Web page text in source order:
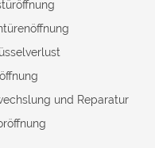
und Reparatur